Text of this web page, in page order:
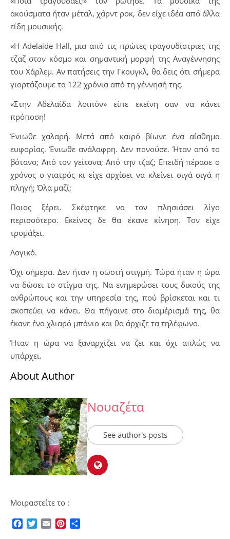
ακούσματα ήταν μέταλ, χάρντ ροκ, δεν είχε ιδέα από άλλα
είδη μουσικής.
«Η Adelaide Hall, μια από τις πρώτες τραγουδίστριες της
τζαζ στον κόσμο και σημαντική μορφή της Αναγέννησης
του Χάρλεμ. Αν πατήσεις την Γκουγκλ, θα δεις ότι σήμερα
γιορτάζουμε τα 122 χρόνια από τη γέννησή της.
«Στην Αδελαίδα λοιπόν» είπε εκείνη σαν να κάνει
πρόποση!
Ένιωθε χαλαρή. Μετά από καιρό βίωνε ένα αίσθημα
ευφορίας. Ένιωθε ανάλαφρη. Δεν πονούσε. Ήταν από το
βότανο; Από τον γείτονα; Από την τζαζ; Επειδή πέρασε ο
χρόνος ο γιατρός κι είχε αρχίσει να κλείνει σιγά σιγά η
πληγή; Όλα μαζί;
Ποιος ξέρει. Σκέφτηκε να τον πλησιάσει λίγο
περισσότερο. Εκείνος δε θα έκανε κίνηση. Τον είχε
τρομάξει.
Λογικό.
Όχι σήμερα. Δεν ήταν η σωστή στιγμή. Τώρα ήταν η ώρα
να δώσει το στίγμα της. Να ενημερώσει τους δικούς της
ανθρώπους και την υπηρεσία της, πού βρίσκεται και τι
σκοπεύει να κάνει. Θα πήγαινε στο διαμέρισμά της, θα
έκανε ένα χλιαρό μπάνιο και θα άρχιζε τα τηλέφωνα.
Ήταν η ώρα να ξαναρχίζει να ζει και όχι απλώς να
υπάρχει.
About Author
Νουαζέτα
See author's posts
Μοιραστείτε το :
Facebook
TwitterEmailPinterest